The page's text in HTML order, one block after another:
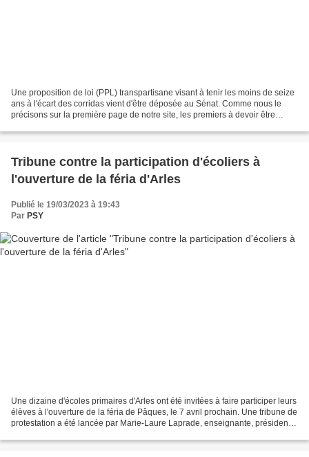
Une proposition de loi (PPL) transpartisane visant à tenir les moins de seize
ans à l'écart des corridas vient d'être déposée au Sénat. Comme nous le
précisons sur la première page de notre site, les premiers à devoir être
Tribune contre la participation d'écoliers à
l'ouverture de la féria d'Arles
Publié le 19/03/2023 à 19:43
Par PSY
Une dizaine d'écoles primaires d'Arles ont été invitées à faire participer leurs
élèves à l'ouverture de la féria de Pâques, le 7 avril prochain. Une tribune de
protestation a été lancée par Marie-Laure Laprade, enseignante, présidente